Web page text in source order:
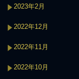
2023年2月
2022年12月
2022年11月
2022年10月